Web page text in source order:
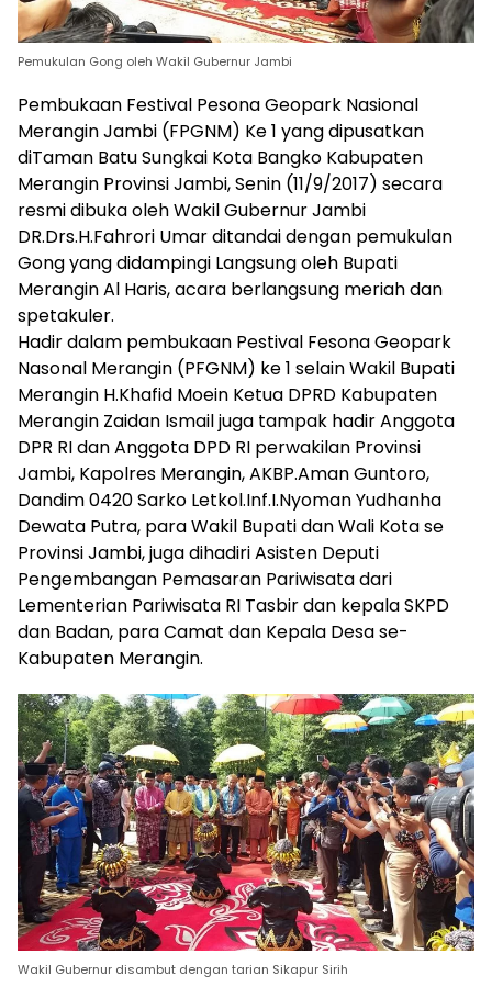
Pemukulan Gong oleh Wakil Gubernur Jambi
Pembukaan Festival Pesona Geopark Nasional
Merangin Jambi (FPGNM) Ke 1 yang dipusatkan
diTaman Batu Sungkai Kota Bangko Kabupaten
Merangin Provinsi Jambi, Senin (11/9/2017) secara
resmi dibuka oleh Wakil Gubernur Jambi
DR.Drs.H.Fahrori Umar ditandai dengan pemukulan
Gong yang didampingi Langsung oleh Bupati
Merangin Al Haris, acara berlangsung meriah dan
spetakuler.
Hadir dalam pembukaan Pestival Fesona Geopark
Nasonal Merangin (PFGNM) ke 1 selain Wakil Bupati
Merangin H.Khafid Moein Ketua DPRD Kabupaten
Merangin Zaidan Ismail juga tampak hadir Anggota
DPR RI dan Anggota DPD RI perwakilan Provinsi
Jambi, Kapolres Merangin, AKBP.Aman Guntoro,
Dandim 0420 Sarko Letkol.Inf.I.Nyoman Yudhanha
Dewata Putra, para Wakil Bupati dan Wali Kota se
Provinsi Jambi, juga dihadiri Asisten Deputi
Pengembangan Pemasaran Pariwisata dari
Lementerian Pariwisata RI Tasbir dan kepala SKPD
dan Badan, para Camat dan Kepala Desa se-
Kabupaten Merangin.
Wakil Gubernur disambut dengan tarian Sikapur Sirih